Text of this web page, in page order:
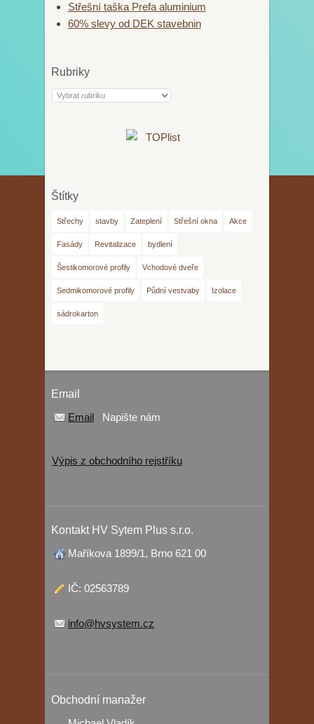
Střešní taška Prefa aluminium
60% slevy od DEK stavebnin
Rubriky
Rubriky
Štítky
Střechy stavby Zateplení Střešní okna Akce
Fasády Revitalizace bydlení
Šestikomorové profily Vchodové dveře
Sedmikomorové profily Půdní vestvaby Izolace
sádrokarton
Email
Email Napište nám
Výpis z obchodního rejstříku
Kontakt HV Sytem Plus s.r.o.
Maříkova 1899/1, Brno 621 00
IČ: 02563789
info@hvsystem.cz
Obchodní manažer